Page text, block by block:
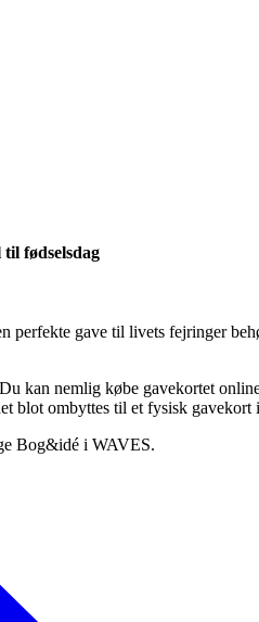
fødselsdag
perfekte gave til livets fejringer
kan nemlig købe gavekortet
blot ombyttes til et fysisk
Bog&idé i WAVES.